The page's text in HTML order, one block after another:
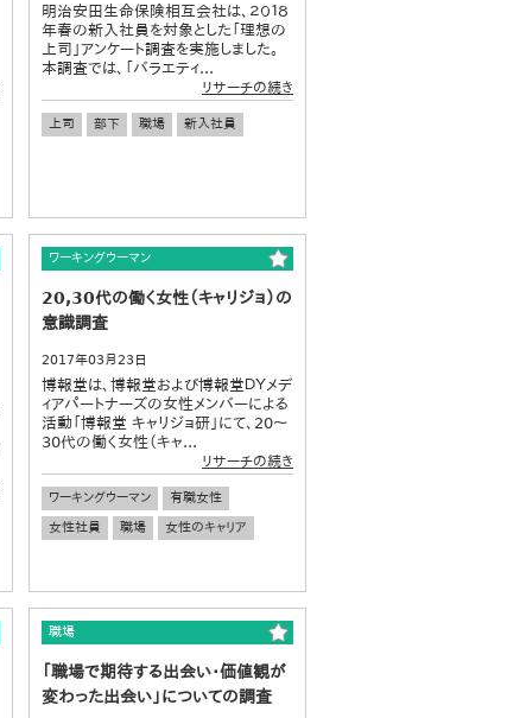
明治安田生命保険相互会社は、２０１８
年春の新入社員を対象とした「理想の
上司」アンケート調査を実施しました。
本調査では、「バラエティ...
リサーチの続き
上司 部下 職場 新入社員
ワーキングウーマン
20,30代の働く女性（キャリジョ）の
意識調査
2017年03月23日
博報堂は、博報堂および博報堂ＤＹメデ
ィアパートナーズの女性メンバーによる
活動「博報堂 キャリジョ研」にて、20〜
30代の働く女性（キャ...
リサーチの続き
ワーキングウーマン
有職女性
女性社員
職場 女性のキャリア
職場
「職場で期待する出会い・価値観が
変わった出会い」についての調査